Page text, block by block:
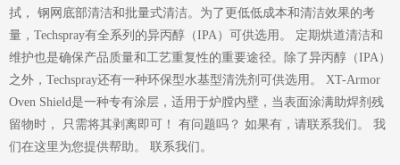
拭， 钢网底部清洁和批量式清洁。为了更低低成本和清洁效果的考
量，Techspray有全系列的异丙醇（IPA）可供选用。 定期烘道清洁和
维护也是确保产品质量和工艺重复性的重要途径。除了异丙醇（IPA）
之外，Techspray还有一种环保型水基型清洗剂可供选用。 XT-Armor
Oven Shield是一种专有涂层，适用于炉膛内壁，当表面涂满助焊剂残
留物时， 只需将其剥离即可！ 有问题吗？ 如果有，请联系我们。 我
们在这里为您提供帮助。 联系我们。